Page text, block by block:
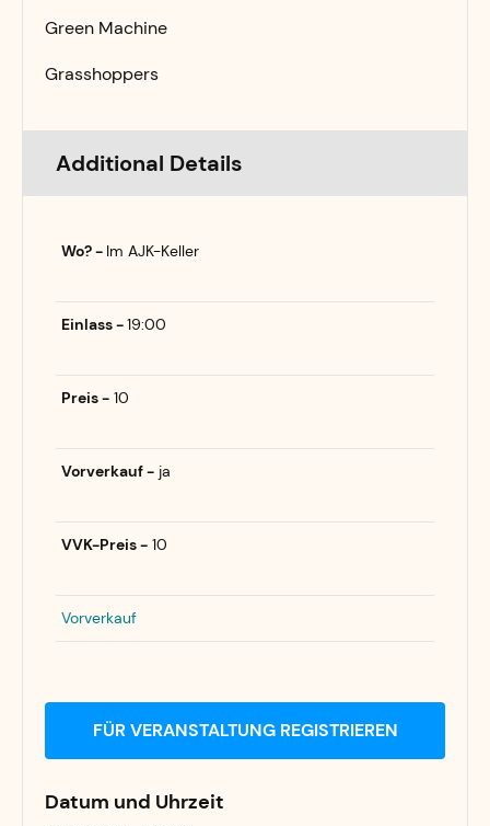
Green Machine
Grasshoppers
Additional Details
Wo? - Im AJK-Keller
Einlass -19:00
Preis - 10
Vorverkauf - ja
VVK-Preis - 10
Vorverkauf
FÜR VERANSTALTUNG REGISTRIEREN
Datum und Uhrzeit